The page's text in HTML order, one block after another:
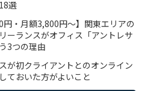
選
0円・月額3,800円〜】関東エリアの
ーランスがオフィス「アントレサ
3つの理由
が初クライアントとのオンライン
ておいた方がよいこと